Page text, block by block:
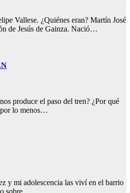
Vallese. ¿Quiénes eran? Martín José
de Jesús de Gainza. Nació…
produce el paso del tren? ¿Por qué
por lo menos…
y mi adolescencia las viví en el barrio
sobre…